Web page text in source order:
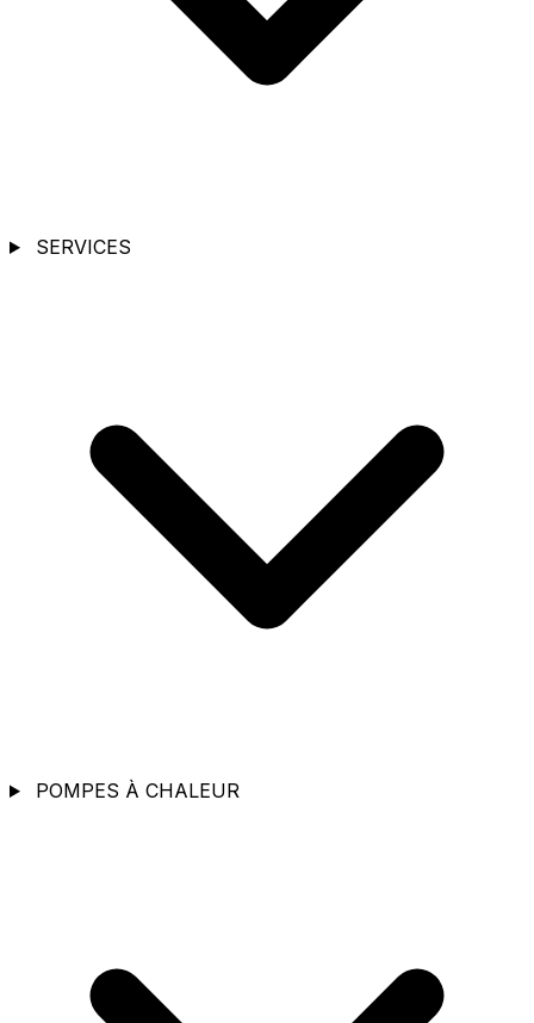
SERVICES
POMPES À CHALEUR